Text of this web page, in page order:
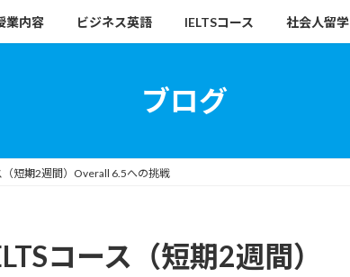
業内容 ビジネス英語 IELTSコース 社会人留学
ブログ
（短期2週間）Overall 6.5への挑戦
コース（短期2週間）